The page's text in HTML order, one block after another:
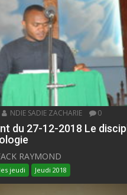
NDIE SADIE ZACHARIE 0
du 27-12-2018 Le
RAYMOND
jeudi Jeudi 2018